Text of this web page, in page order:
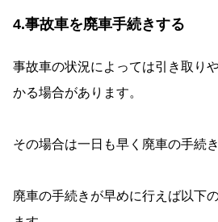
4.事故車を廃車手続きする
事故車の状況によっては引き取り
かる場合があります。
その場合は一日も早く廃車の手続
廃車の手続きが早めに行えば以下